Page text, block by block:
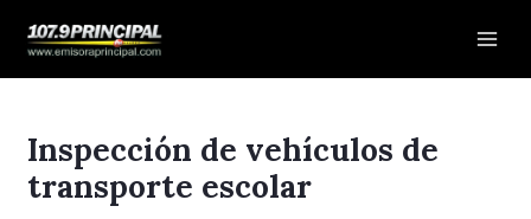
Inspección de vehículos de
transporte escolar
de